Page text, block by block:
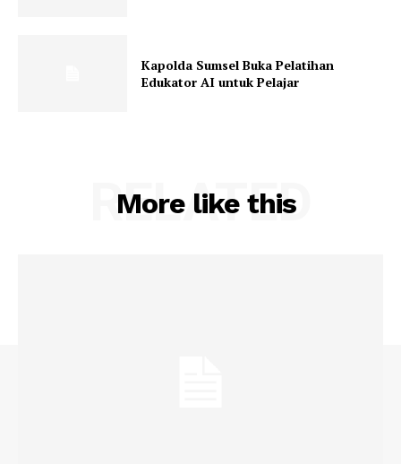
Kapolda Sumsel Buka Pelatihan
Edukator AI untuk Pelajar
More like this
RELATED